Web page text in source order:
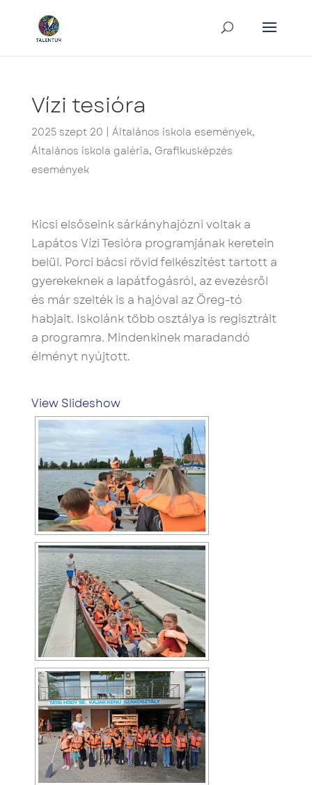
Vízi tesióra
2025 szept 20 Általános iskola események,
Általános iskola galéria, Grafikusképzés
események
Kicsi elsőseink sárkányhajózni voltak a
Lapátos Vízi Tesióra programjának keretein
belül. Porci bácsi rövid felkészítést tartott a
gyerekeknek a lapátfogásról, az evezésről
és már szelték is a hajóval az Öreg-tó
habjait. Iskolánk több osztálya is regisztrált
a programra. Mindenkinek maradandó
élményt nyújtott.
View Slideshow